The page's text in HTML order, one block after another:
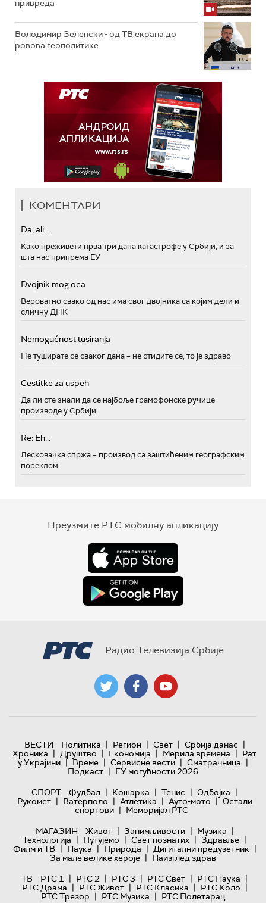
привреда
Володимир Зеленски - од ТВ екрана до
ровова геополитике
КОМЕНТАРИ
Da, ali...
Како преживети прва три дана катастрофе у Србији, и за
шта нас припрема ЕУ
Dvojnik mog oca
Вероватно свако од нас има свог двојника са којим дели и
сличну ДНК
Nemogućnost tusiranja
Не туширате се сваког дана – не стидите се, то је здраво
Cestitke za uspeh
Да ли сте знали да се најбоље грамофонске ручице
производе у Србији
Re: Eh...
Лесковачка спржа – производ са заштићеним географским
пореклом
Преузмите РТС мобилну апликацију
Радио Телевизија Србије
ВЕСТИ Политика | Регион | Свет | Србија данас |
Хроника | Друштво | Економија | Мерила времена | Рат
у Украјини | Време | Сервисне вести | Сматрачница |
Подкаст | ЕУ могућности 2026
СПОРТ
Фудбал | Кошарка | Тенис | Одбојка |
Рукомет | Ватерполо | Атлетика | Ауто-мото | Остали
спортови | Меморијал РТС
МАГАЗИН
Живот | Занимљивости | Музика |
Технологијa | Путујемо | Свет познатих | Здравље |
Филм и ТВ | Наука | Природа | Дигитални предузетник |
За мале велике хероје | Наизглед здрав
ТВ
РТС 1 | РТС 2 | РТС 3 | РТС Свет | РТС Наука |
РТС Драма | РТС Живот | РТС Класика | РТС Коло |
РТС Трезор | РТС Музика | РТС Полетарац